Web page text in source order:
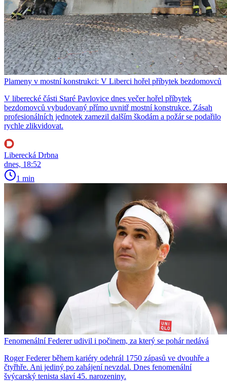
Plameny v mostní konstrukci: V Liberci hořel příbytek bezdomovců
V liberecké části Staré Pavlovice dnes večer hořel příbytek
bezdomovců vybudovaný přímo uvnitř mostní konstrukce. Zásah
profesionálních jednotek zamezil dalším škodám a požár se podařilo
rychle zlikvidovat.
Liberecká Drbna
dnes, 18:52
1 min
Fenomenální Federer udivil i počinem, za který se pohár nedává
Roger Federer během kariéry odehrál 1750 zápasů ve dvouhře a
čtyřhře. Ani jediný po zahájení nevzdal. Dnes fenomenální
švýcarský tenista slaví 45. narozeniny.